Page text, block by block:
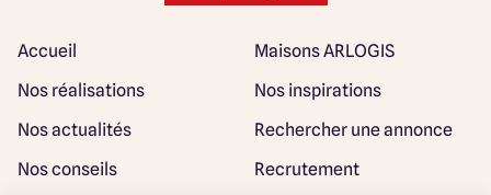
Accueil
Maisons ARLOGIS
Nos réalisations
Nos inspirations
Nos actualités
Rechercher une annonce
Nos conseils
Recrutement